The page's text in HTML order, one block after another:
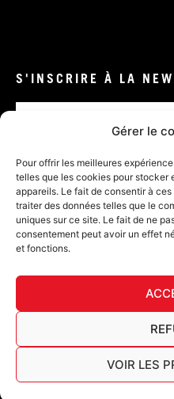
Gérer le
Pour offrir les meilleures
telles que les cookies pour stocker
appareils. Le fait de consentir à
traiter des données telles que le
uniques sur ce site. Le fait de ne
consentement peut avoir un effet
et fonctions.
VOIR LES
S'INSCRIRE À LA
Email